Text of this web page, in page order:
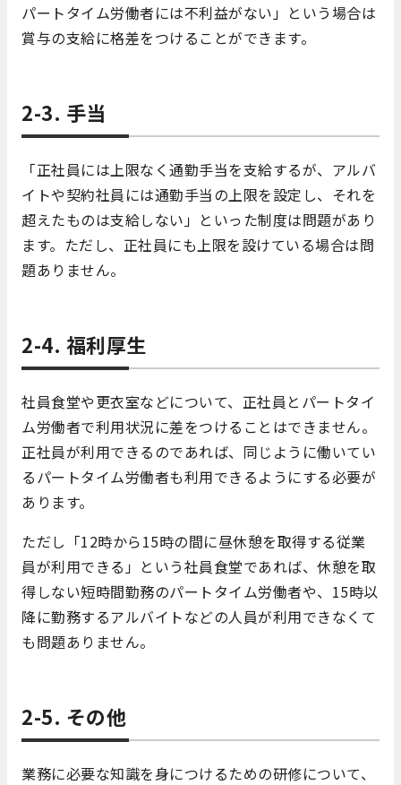
パートタイム労働者には不利益がない」という場合は
賞与の支給に格差をつけることができます。
2-3. 手当
「正社員には上限なく通勤手当を支給するが、アルバ
イトや契約社員には通勤手当の上限を設定し、それを
超えたものは支給しない」といった制度は問題があり
ます。ただし、正社員にも上限を設けている場合は問
題ありません。
2-4. 福利厚生
社員食堂や更衣室などについて、正社員とパートタイ
ム労働者で利用状況に差をつけることはできません。
正社員が利用できるのであれば、同じように働いてい
るパートタイム労働者も利用できるようにする必要が
あります。
ただし「12時から15時の間に昼休憩を取得する従業
員が利用できる」という社員食堂であれば、休憩を取
得しない短時間勤務のパートタイム労働者や、15時以
降に勤務するアルバイトなどの人員が利用できなくて
も問題ありません。
2-5. その他
業務に必要な知識を身につけるための研修について、